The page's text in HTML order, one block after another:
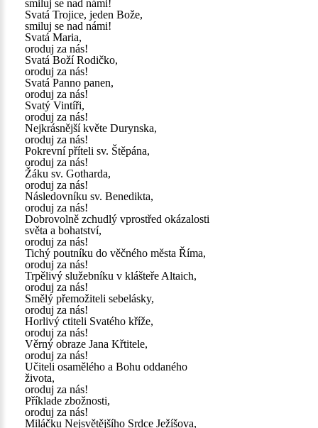
smiluj se nad námi!
Svatá Trojice, jeden Bože,
smiluj se nad námi!
Svatá Maria,
oroduj za nás!
Svatá Boží Rodičko,
oroduj za nás!
Svatá Panno panen,
oroduj za nás!
Svatý Vintíři,
oroduj za nás!
Nejkrásnější květe Durynska,
oroduj za nás!
Pokrevní příteli sv. Štěpána,
oroduj za nás!
Žáku sv. Gotharda,
oroduj za nás!
Následovníku sv. Benedikta,
oroduj za nás!
Dobrovolně zchudlý vprostřed okázalosti
světa a bohatství,
oroduj za nás!
Tichý poutníku do věčného města Říma,
oroduj za nás!
Trpělivý služebníku v klášteře Altaich,
oroduj za nás!
Smělý přemožiteli sebelásky,
oroduj za nás!
Horlivý ctiteli Svatého kříže,
oroduj za nás!
Věrný obraze Jana Křtitele,
oroduj za nás!
Učiteli osamělého a Bohu oddaného
života,
oroduj za nás!
Příklade zbožnosti,
oroduj za nás!
Miláčku Nejsvětějšího Srdce Ježíšova,